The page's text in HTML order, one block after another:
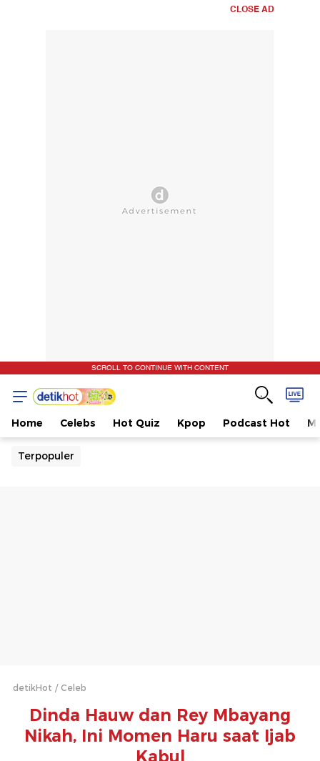
CLOSE AD
SCROLL TO CONTINUE WITH CONTENT
Home Celebs Hot Quiz Kpop Podcast Hot
Terpopuler
detikHot Celeb
Dinda Hauw dan Rey Mbayang
Nikah, Ini Momen Haru saat Ijab
Kabul